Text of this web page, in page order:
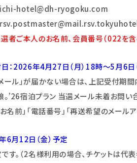
hotel@dh-ryogoku.com
：
ご本人のお名前、会員番号（022を含
：2026年4月27日（月）18時～5月6日
ール」が届かない場合は、上記受付期間
’26宿泊プラン 当選メール未着お問い
名前」「電話番号」「再送希望のメール
6月12日（金）予定
。（2名様利用の場合、チケットは代